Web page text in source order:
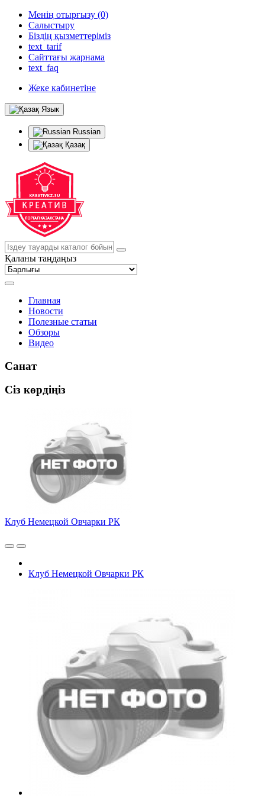
Менің отырғызу (0)
Салыстыру
Біздің қызметтеріміз
text_tarif
Сайттағы жарнама
text_faq
Жеке кабинетіне
Язык
Russian
Қазақ
Қаланы таңдаңыз
Главная
Новости
Полезные статьи
Обзоры
Видео
Санат
Сіз көрдіңіз
Клуб Немецкой Овчарки РК
Клуб Немецкой Овчарки РК